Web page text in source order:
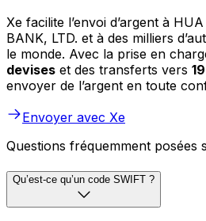
Xe facilite l’envoi d’argent à
BANK, LTD. et à des milliers
le monde. Avec la prise en
devises et des transferts vers
envoyer de l’argent en toute
Envoyer avec Xe
Questions fréquemment posées
Qu’est-ce qu’un code SWIFT ?